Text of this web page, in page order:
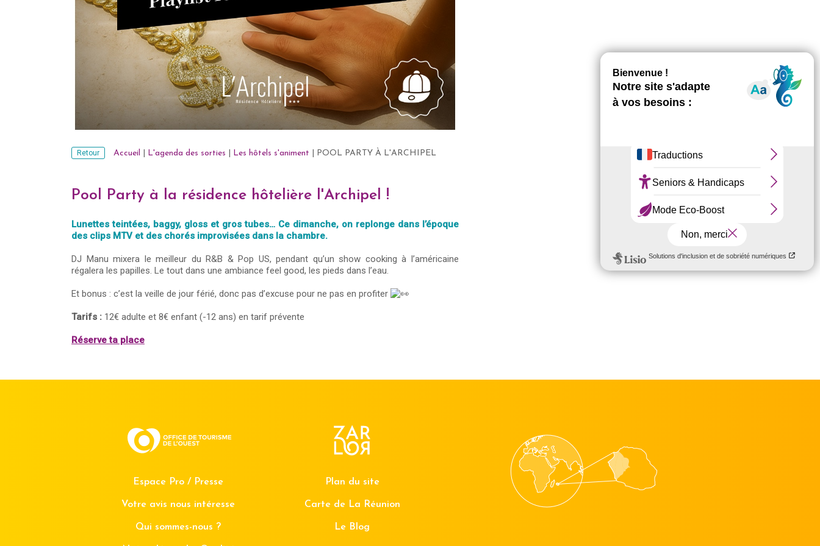
Retour Accueil L'agenda des sorties Les hôtels s'animent | POOL PARTY À L'ARCHIPEL
Pool Party à la résidence hôtelière l'Archipel !
Lunettes teintées, baggy, gloss et gros tubes… Ce dimanche, on replonge dans l’époque
des clips MTV et des chorés improvisées dans la chambre.
DJ Manu mixera le meilleur du R&B & Pop US, pendant qu’un show cooking à l’américaine
régalera les papilles. Le tout dans une ambiance feel good, les pieds dans l’eau.
Et bonus : c’est la veille de jour férié, donc pas d’excuse pour ne pas en profiter
Tarifs : 12€ adulte et 8€ enfant (-12 ans) en tarif prévente
Réserve ta place
Espace Pro / Presse
Votre avis nous intéresse
Qui sommes-nous ?
Plan du site
Carte de La Réunion
Le Blog